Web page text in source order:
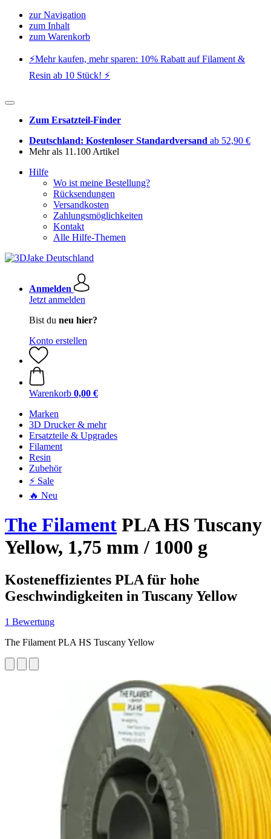
zur Navigation
zum Inhalt
zum Warenkorb
⚡️Mehr kaufen, mehr sparen: 10% Rabatt auf Filament &
Resin ab 10 Stück! ⚡️
Zum Ersatzteil-Finder
Deutschland: Kostenloser Standardversand ab 52,90 €
Mehr als 11.100 Artikel
Hilfe
Wo ist meine Bestellung?
Rücksendungen
Versandkosten
Zahlungsmöglichkeiten
Kontakt
Alle Hilfe-Themen
Anmelden
Jetzt anmelden
Bist du neu hier?
Konto erstellen
Warenkorb 0,00 €
Marken
3D Drucker & mehr
Ersatzteile & Upgrades
Filament
Resin
Zubehör
⚡ Sale
🔥 Neu
The Filament PLA HS Tuscany
Yellow, 1,75 mm / 1000 g
Kosteneffizientes PLA für hohe
Geschwindigkeiten in Tuscany Yellow
1 Bewertung
The Filament PLA HS Tuscany Yellow